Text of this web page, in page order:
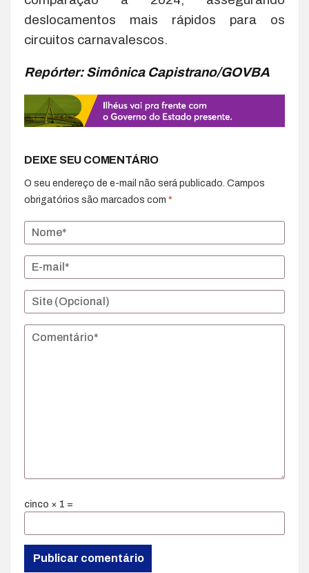
deslocamentos mais rápidos para os
circuitos carnavalescos.
Repórter: Simônica Capistrano/GOVBA
DEIXE SEU COMENTÁRIO
O seu endereço de e-mail não será publicado. Campos
obrigatórios são marcados com *
cinco × 1 =